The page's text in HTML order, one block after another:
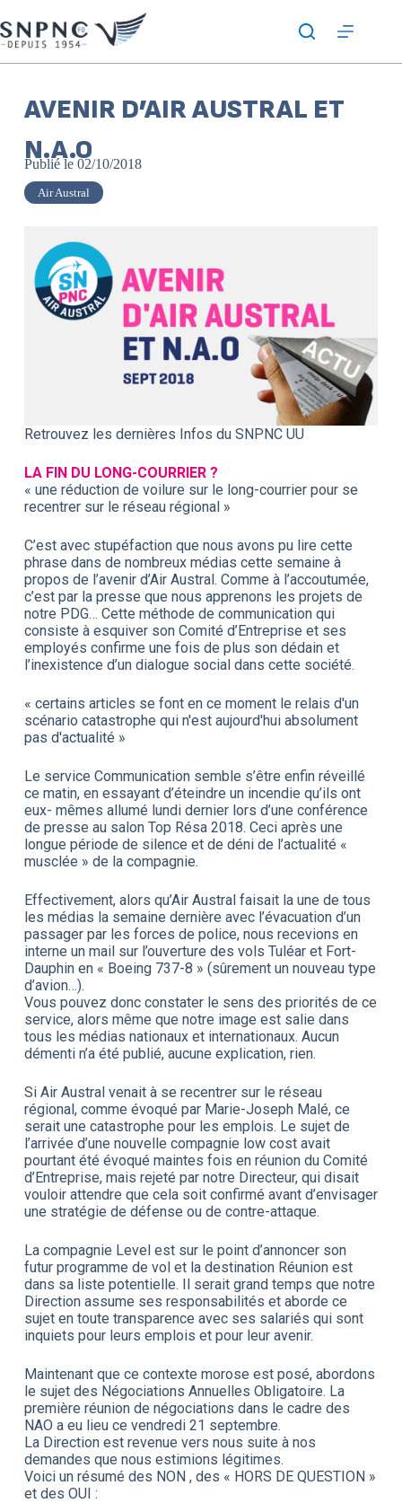
AVENIR D’AIR AUSTRAL ET
N.A.O
Publié le 02/10/2018
Air Austral
Retrouvez les dernières Infos du SNPNC UU
LA FIN DU LONG-COURRIER ?
« une réduction de voilure sur le long-courrier pour se
recentrer sur le réseau régional »
C’est avec stupéfaction que nous avons pu lire cette
phrase dans de nombreux médias cette semaine à
propos de l’avenir d’Air Austral. Comme à l’accoutumée,
c’est par la presse que nous apprenons les projets de
notre PDG… Cette méthode de communication qui
consiste à esquiver son Comité d’Entreprise et ses
employés confirme une fois de plus son dédain et
l’inexistence d’un dialogue social dans cette société.
« certains articles se font en ce moment le relais d'un
scénario catastrophe qui n'est aujourd'hui absolument
pas d'actualité »
Le service Communication semble s’être enfin réveillé
ce matin, en essayant d’éteindre un incendie qu’ils ont
eux- mêmes allumé lundi dernier lors d’une conférence
de presse au salon Top Résa 2018. Ceci après une
longue période de silence et de déni de l’actualité «
musclée » de la compagnie.
Effectivement, alors qu’Air Austral faisait la une de tous
les médias la semaine dernière avec l’évacuation d’un
passager par les forces de police, nous recevions en
interne un mail sur l’ouverture des vols Tuléar et Fort-
Dauphin en « Boeing 737-8 » (sûrement un nouveau type
d’avion…).
Vous pouvez donc constater le sens des priorités de ce
service, alors même que notre image est salie dans
tous les médias nationaux et internationaux. Aucun
démenti n’a été publié, aucune explication, rien.
Si Air Austral venait à se recentrer sur le réseau
régional, comme évoqué par Marie-Joseph Malé, ce
serait une catastrophe pour les emplois. Le sujet de
l’arrivée d’une nouvelle compagnie low cost avait
pourtant été évoqué maintes fois en réunion du Comité
d’Entreprise, mais rejeté par notre Directeur, qui disait
vouloir attendre que cela soit confirmé avant d’envisager
une stratégie de défense ou de contre-attaque.
La compagnie Level est sur le point d’annoncer son
futur programme de vol et la destination Réunion est
dans sa liste potentielle. Il serait grand temps que notre
Direction assume ses responsabilités et aborde ce
sujet en toute transparence avec ses salariés qui sont
inquiets pour leurs emplois et pour leur avenir.
Maintenant que ce contexte morose est posé, abordons
le sujet des Négociations Annuelles Obligatoire. La
première réunion de négociations dans le cadre des
NAO a eu lieu ce vendredi 21 septembre.
La Direction est revenue vers nous suite à nos
demandes que nous estimions légitimes.
Voici un résumé des NON , des « HORS DE QUESTION »
et des OUI :